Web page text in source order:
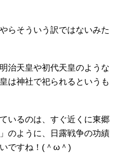
らそういう訳ではないみた
治天皇や初代天皇のような
は神社で祀られるというも
いるのは、すぐ近くに東郷
のように、日露戦争の功績
ですね！(＾ω＾)